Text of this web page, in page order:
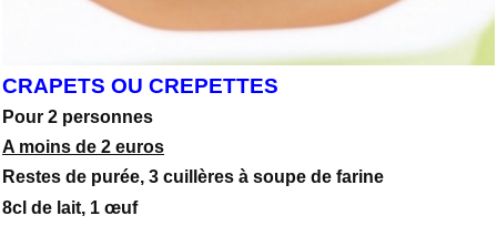
CRAPETS OU CREPETTES
Pour 2 personnes
A moins de 2 euros
Restes de purée, 3 cuillères à soupe de farine
8cl de lait, 1 œuf